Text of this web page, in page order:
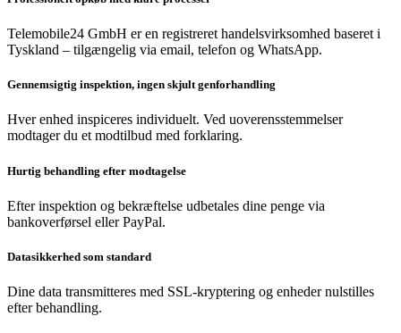
Telemobile24 GmbH er en registreret handelsvirksomhed baseret i
Tyskland – tilgængelig via email, telefon og WhatsApp.
Gennemsigtig inspektion, ingen skjult genforhandling
Hver enhed inspiceres individuelt. Ved uoverensstemmelser
modtager du et modtilbud med forklaring.
Hurtig behandling efter modtagelse
Efter inspektion og bekræftelse udbetales dine penge via
bankoverførsel eller PayPal.
Datasikkerhed som standard
Dine data transmitteres med SSL-kryptering og enheder nulstilles
efter behandling.